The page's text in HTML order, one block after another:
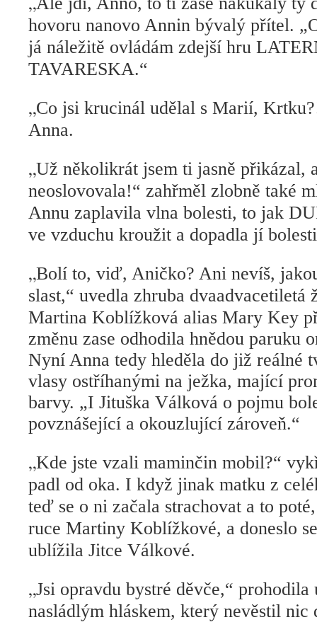
hovoru nanovo Annin bývalý přítel.
já náležitě ovládám zdejší hru
TAVARESKA.“
„Co jsi krucinál udělal s Marií,
Anna.
„Už několikrát jsem ti jasně přikázal,
neoslovovala!“ zahřměl zlobně také
Annu zaplavila vlna bolesti, to jak
ve vzduchu kroužit a dopadla jí
„Bolí to, viď, Aničko? Ani nevíš,
slast,“ uvedla zhruba dvaadvacetiletá
Martina Koblížková alias Mary Key
změnu zase odhodila hnědou paruku
Nyní Anna tedy hleděla do již reálné
vlasy ostříhanými na ježka, mající
barvy. „I Jituška Válková o pojmu
povznášející a okouzlující zároveň.“
„Kde jste vzali maminčin mobil?“
padl od oka. I když jinak matku z
teď se o ni začala strachovat a to
ruce Martiny Koblížkové, a doneslo
ublížila Jitce Válkové.
„Jsi opravdu bystré děvče,“ prohodila
nasládlým hláskem, který nevěstil nic